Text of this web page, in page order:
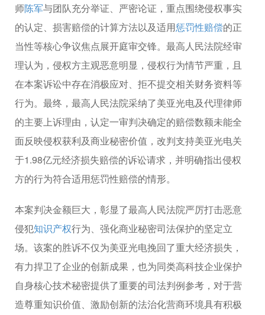
师陈军与团队充分举证、严密论证，重点围绕侵权事实
的认定、损害赔偿的计算方法以及适用惩罚性赔偿的正
当性等核心争议焦点展开庭审交锋。最高人民法院经审
理认为，侵权方主观恶意明显，侵权行为情节严重，且
在本案诉讼中存在消极应对、拒不提交相关财务资料等
行为。最终，最高人民法院采纳了美亚光电及代理律师
的主要上诉理由，认定一审判决确定的赔偿数额未能全
面反映侵权获利及商业秘密价值，改判支持美亚光电关
于1.98亿元经济损失赔偿的诉讼请求，并明确指出侵权
方的行为符合适用惩罚性赔偿的情形。
本案判决金额巨大，彰显了最高人民法院严厉打击恶意
侵犯知识产权行为、强化商业秘密司法保护的坚定立
场。该案的胜诉不仅为美亚光电挽回了重大经济损失，
有力捍卫了企业的创新成果，也为同类高科技企业保护
自身核心技术秘密提供了重要的司法判例参考，对于营
造尊重知识价值、激励创新的法治化营商环境具有积极